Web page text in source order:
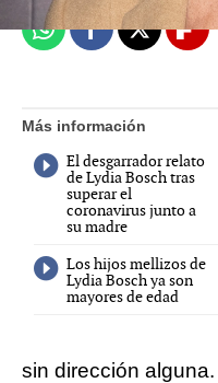
WhatsappFacebook
X
Más información
El desgarrador relato
de Lydia Bosch tras
superar el
coronavirus junto a
su madre
Los hijos mellizos de
Lydia Bosch ya son
mayores de edad
sin dirección alguna.